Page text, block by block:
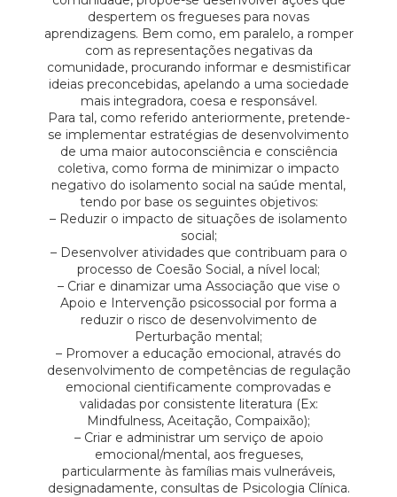
despertem os fregueses para novas
aprendizagens. Bem como, em paralelo, a romper
com as representações negativas da
comunidade, procurando informar e desmistificar
ideias preconcebidas, apelando a uma sociedade
mais integradora, coesa e responsável.
Para tal, como referido anteriormente, pretende-
se implementar estratégias de desenvolvimento
de uma maior autoconsciência e consciência
coletiva, como forma de minimizar o impacto
negativo do isolamento social na saúde mental,
tendo por base os seguintes objetivos:
– Reduzir o impacto de situações de isolamento
social;
– Desenvolver atividades que contribuam para o
processo de Coesão Social, a nível local;
– Criar e dinamizar uma Associação que vise o
Apoio e Intervenção psicossocial por forma a
reduzir o risco de desenvolvimento de
Perturbação mental;
– Promover a educação emocional, através do
desenvolvimento de competências de regulação
emocional cientificamente comprovadas e
validadas por consistente literatura (Ex:
Mindfulness, Aceitação, Compaixão);
– Criar e administrar um serviço de apoio
emocional/mental, aos fregueses,
particularmente às famílias mais vulneráveis,
designadamente, consultas de Psicologia Clínica.